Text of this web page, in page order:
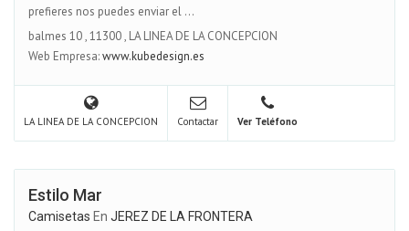
prefieres nos puedes enviar el ...
balmes 10,11300, LA LINEA DE LA CONCEPCION
Web Empresa:www.kubedesign.es
LA LINEA DE LA CONCEPCION Contactar Ver Teléfono
Estilo Mar
Camisetas En JEREZ DE LA FRONTERA